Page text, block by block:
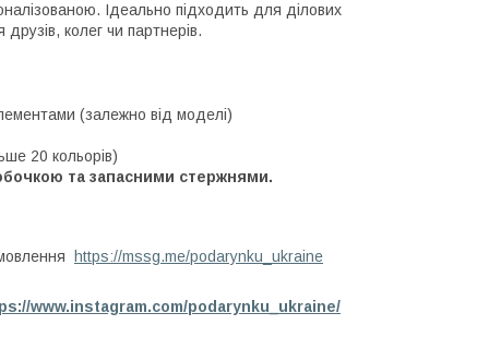
Ідеально підходить для ділових
колег чи партнерів.
(залежно від моделі)
20 кольорів)
та запасними стержнями.
https://mssg.me/podarynku_ukraine
www.instagram.com/podarynku_ukraine/